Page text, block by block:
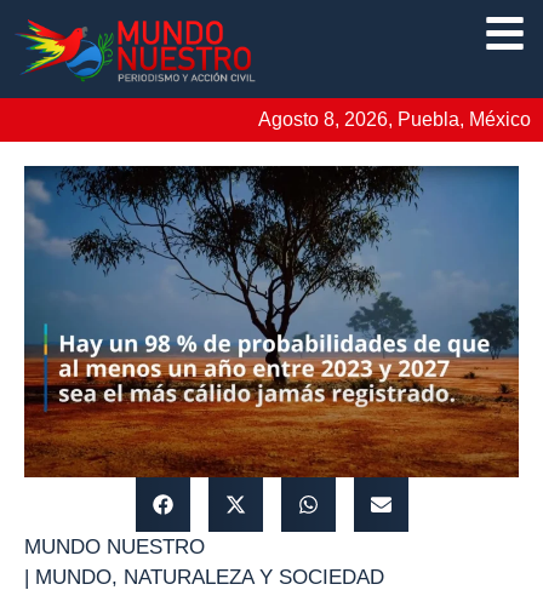
Agosto 8, 2026, Puebla, México
MUNDO NUESTRO
| MUNDO, NATURALEZA Y SOCIEDAD